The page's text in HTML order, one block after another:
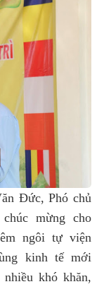
Đức, Phó chủ
mừng cho
ngôi tự viện
kinh tế mới
khó khăn,